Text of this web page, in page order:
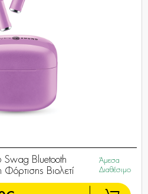
Swag Bluetooth
Βιολετί
Άμεσα
Διαθέσιμο